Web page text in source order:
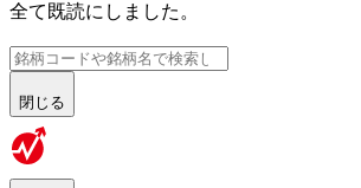
全て既読にしました。
閉じる